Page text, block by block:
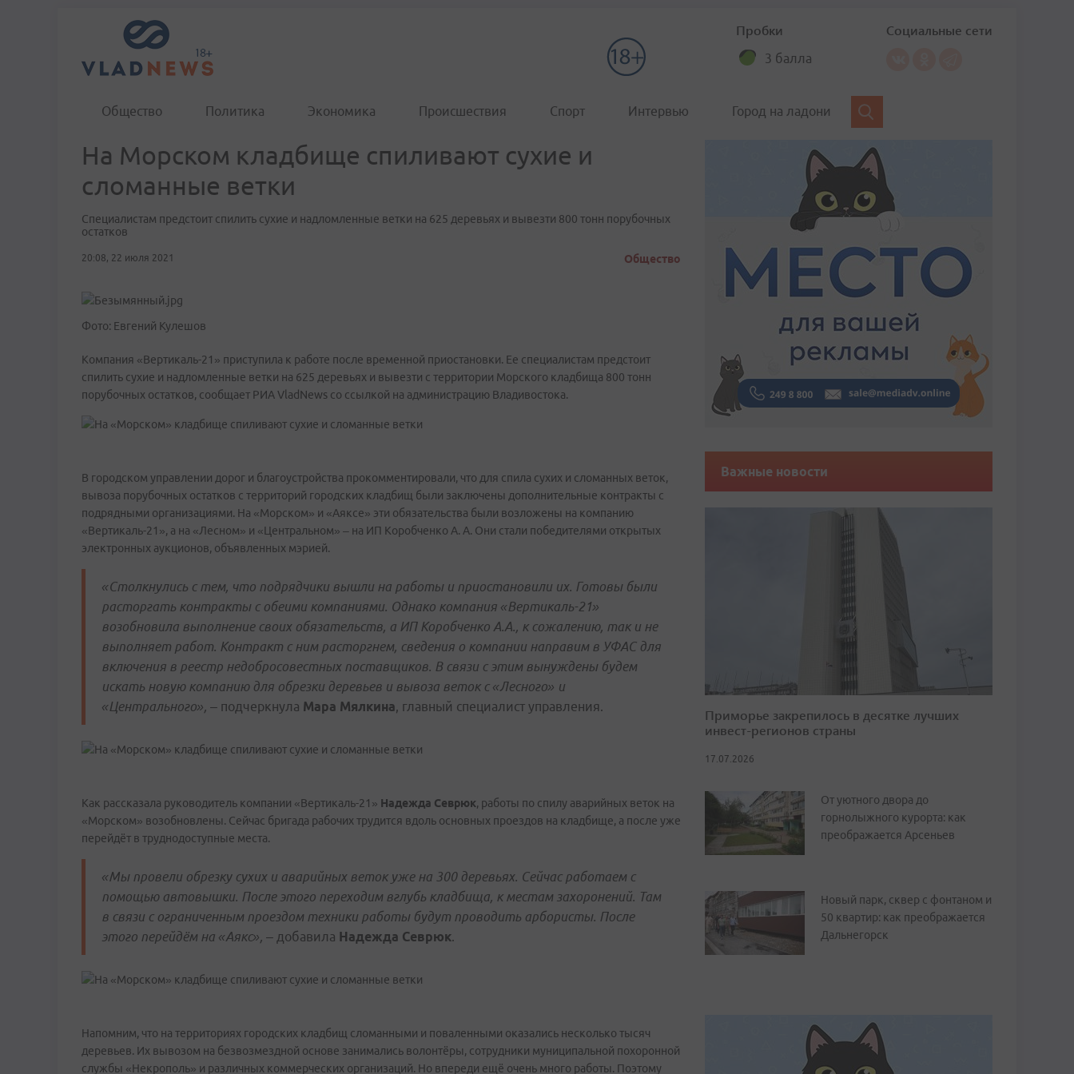
Пробки
3 балла
Социальные сети
Общество Политика Экономика Происшествия Спорт Интервью Город на ладони
На Морском кладбище спиливают сухие и
сломанные ветки
Специалистам предстоит спилить сухие и надломленные ветки на 625 деревьях и вывезти 800 тонн порубочных
остатков
20:08, 22 июля 2021 Общество
Фото: Евгений Кулешов
Компания «Вертикаль-21» приступила к работе после временной приостановки. Ее специалистам предстоит
спилить сухие и надломленные ветки на 625 деревьях и вывезти с территории Морского кладбища 800 тонн
порубочных остатков, сообщает РИА VladNews со ссылкой на администрацию Владивостока.
В городском управлении дорог и благоустройства прокомментировали, что для спила сухих и сломанных веток,
вывоза порубочных остатков с территорий городских кладбищ были заключены дополнительные контракты с
подрядными организациями. На «Морском» и «Аяксе» эти обязательства были возложены на компанию
«Вертикаль-21», а на «Лесном» и «Центральном» – на ИП Коробченко А. А. Они стали победителями открытых
электронных аукционов, объявленных мэрией.
«Столкнулись с тем, что подрядчики вышли на работы и приостановили их. Готовы были
расторгать контракты с обеими компаниями. Однако компания «Вертикаль-21»
возобновила выполнение своих обязательств, а ИП Коробченко А.А., к сожалению, так и не
выполняет работ. Контракт с ним расторгнем, сведения о компании направим в УФАС для
включения в реестр недобросовестных поставщиков. В связи с этим вынуждены будем
искать новую компанию для обрезки деревьев и вывоза веток с «Лесного» и
«Центрального», – подчеркнула Мара Мялкина, главный специалист управления.
Как рассказала руководитель компании «Вертикаль-21» Надежда Севрюк, работы по спилу аварийных веток на
«Морском» возобновлены. Сейчас бригада рабочих трудится вдоль основных проездов на кладбище, а после уже
перейдёт в труднодоступные места.
«Мы провели обрезку сухих и аварийных веток уже на 300 деревьях. Сейчас работаем с
помощью автовышки. После этого переходим вглубь кладбища, к местам захоронений. Там
в связи с ограниченным проездом техники работы будут проводить арбористы. После
этого перейдём на «Аякс», – добавила Надежда Севрюк.
Напомним, что на территориях городских кладбищ сломанными и поваленными оказались несколько тысяч
деревьев. Их вывозом на безвозмездной основе занимались волонтёры, сотрудники муниципальной похоронной
службы «Некрополь» и различных коммерческих организаций. Но впереди ещё очень много работы. Поэтому
Важные новости
Приморье закрепилось в десятке лучших
инвест-регионов страны
17.07.2026
От уютного двора до
горнолыжного курорта: как
преображается Арсеньев
Новый парк, сквер с фонтаном и
50 квартир: как преображается
Дальнегорск